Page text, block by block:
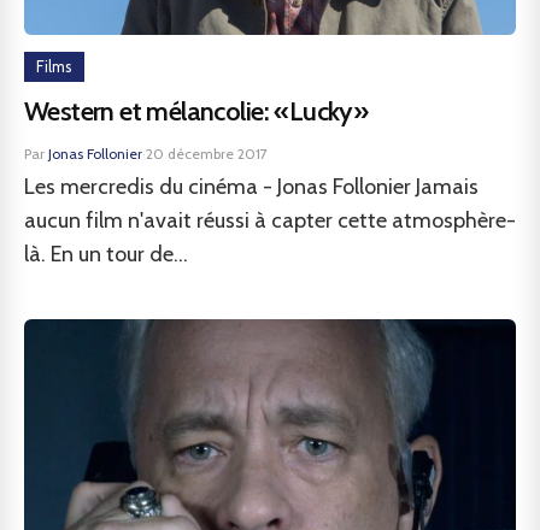
Films
Western et mélancolie: «Lucky»
Par Jonas Follonier·20 décembre 2017
Les mercredis du cinéma - Jonas Follonier Jamais
aucun film n'avait réussi à capter cette atmosphère-
là. En un tour de...